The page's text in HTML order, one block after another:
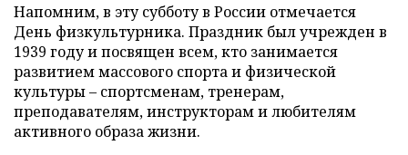
Напомним, в эту субботу в России отмечается
День физкультурника. Праздник был учрежден в
1939 году и посвящен всем, кто занимается
развитием массового спорта и физической
культуры – спортсменам, тренерам,
преподавателям, инструкторам и любителям
активного образа жизни.